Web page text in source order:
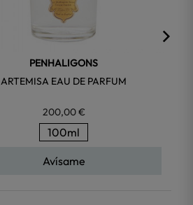
PENHALIGONS
ARTEMISA EAU DE PARFUM
200,00 €
100ml
Avísame